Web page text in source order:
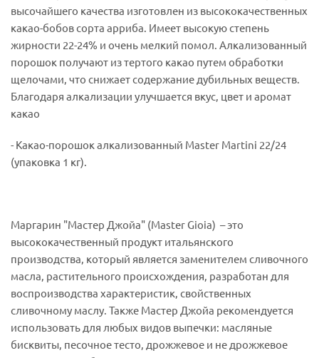
высочайшего качества изготовлен из высококачественных
какао-бобов сорта арриба. Имеет высокую степень
жирности 22-24% и очень мелкий помол. Алкализованный
порошок получают из тертого какао путем обработки
щелочами, что снижает содержание дубильных веществ.
Благодаря алкализации улучшается вкус, цвет и аромат
какао
- Какао-порошок алкализованный Master Martini 22/24
(упаковка 1 кг).
Маргарин "Мастер Джойа" (Master Gioia) – это
высококачественный продукт итальянского
производства, который является заменителем сливочного
масла, растительного происхождения, разработан для
воспроизводства характеристик, свойственных
сливочному маслу. Также Мастер Джойа рекомендуется
использовать для любых видов выпечки: масляные
бисквиты, песочное тесто, дрожжевое и не дрожжевое